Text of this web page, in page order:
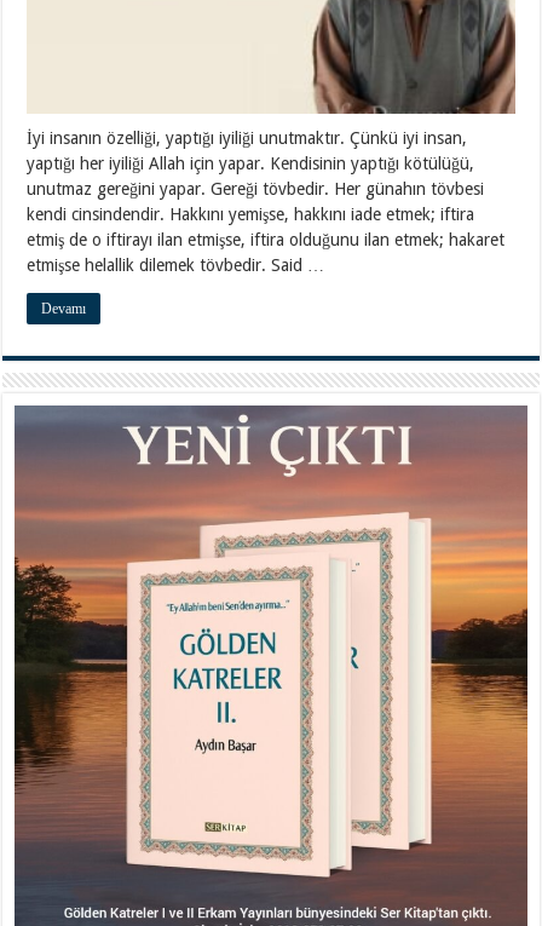
İyi insanın özelliği, yaptığı iyiliği unutmaktır. Çünkü iyi insan,
yaptığı her iyiliği Allah için yapar. Kendisinin yaptığı kötülüğü,
unutmaz gereğini yapar. Gereği tövbedir. Her günahın tövbesi
kendi cinsindendir. Hakkını yemişse, hakkını iade etmek; iftira
etmiş de o iftirayı ilan etmişse, iftira olduğunu ilan etmek; hakaret
etmişse helallik dilemek tövbedir. Said …
Devamı